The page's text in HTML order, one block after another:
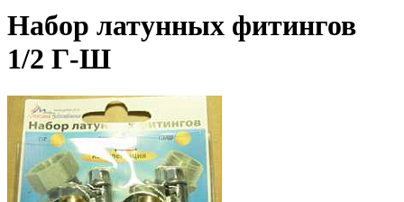
Набор латунных фитингов
1/2 Г-Ш